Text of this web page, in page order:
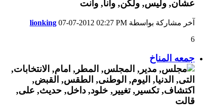
آخر مشاركة بواسطة lionking 07-07-2012 02:27 PM
6
جمعه المناخ